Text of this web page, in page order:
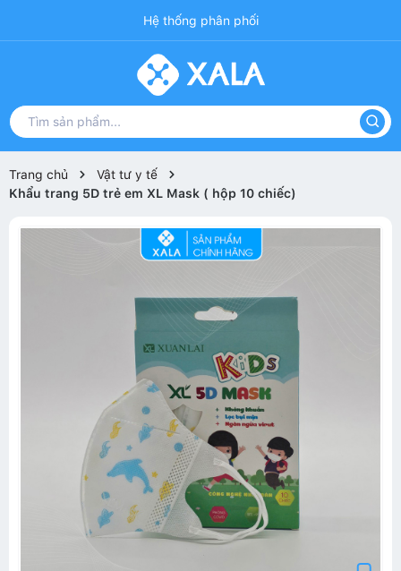
Hệ thống phân phối
Trang chủ
Vật tư y tế
Khẩu trang 5D trẻ em XL Mask ( hộp 10 chiếc)